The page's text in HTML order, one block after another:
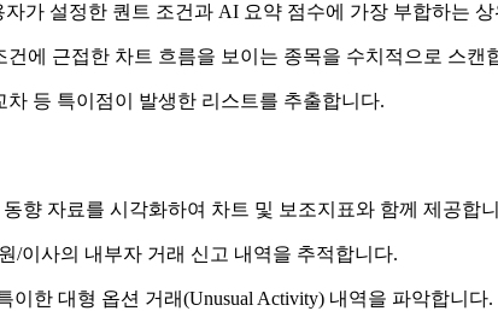
자가 설정한 퀀트 조건과 AI 요약 점수에 가장 부합하는
건에 근접한 차트 흐름을 보이는 종목을 수치적으로 스캔
등 특이점이 발생한 리스트를 추출합니다.
향 자료를 시각화하여 차트 및 보조지표와 함께 제공합
/이사의 내부자 거래 신고 내역을 추적합니다.
한 대형 옵션 거래(Unusual Activity) 내역을 파악합니다.